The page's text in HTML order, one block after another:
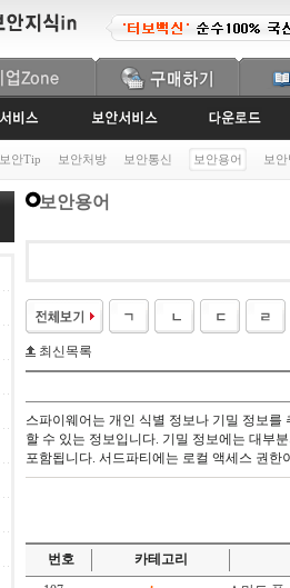
보안Tip 보안처방 보안통신 보안용어 보
보안용어
최신목록
스파이웨어는 개인 식별 정보나 기밀 정보
할 수 있는 정보입니다. 기밀 정보에는 대부
포함됩니다. 서드파티에는 로컬 액세스 권
번호
카테고리